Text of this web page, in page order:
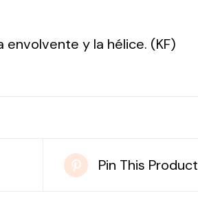
y la hélice. (KF)
Pin This Product